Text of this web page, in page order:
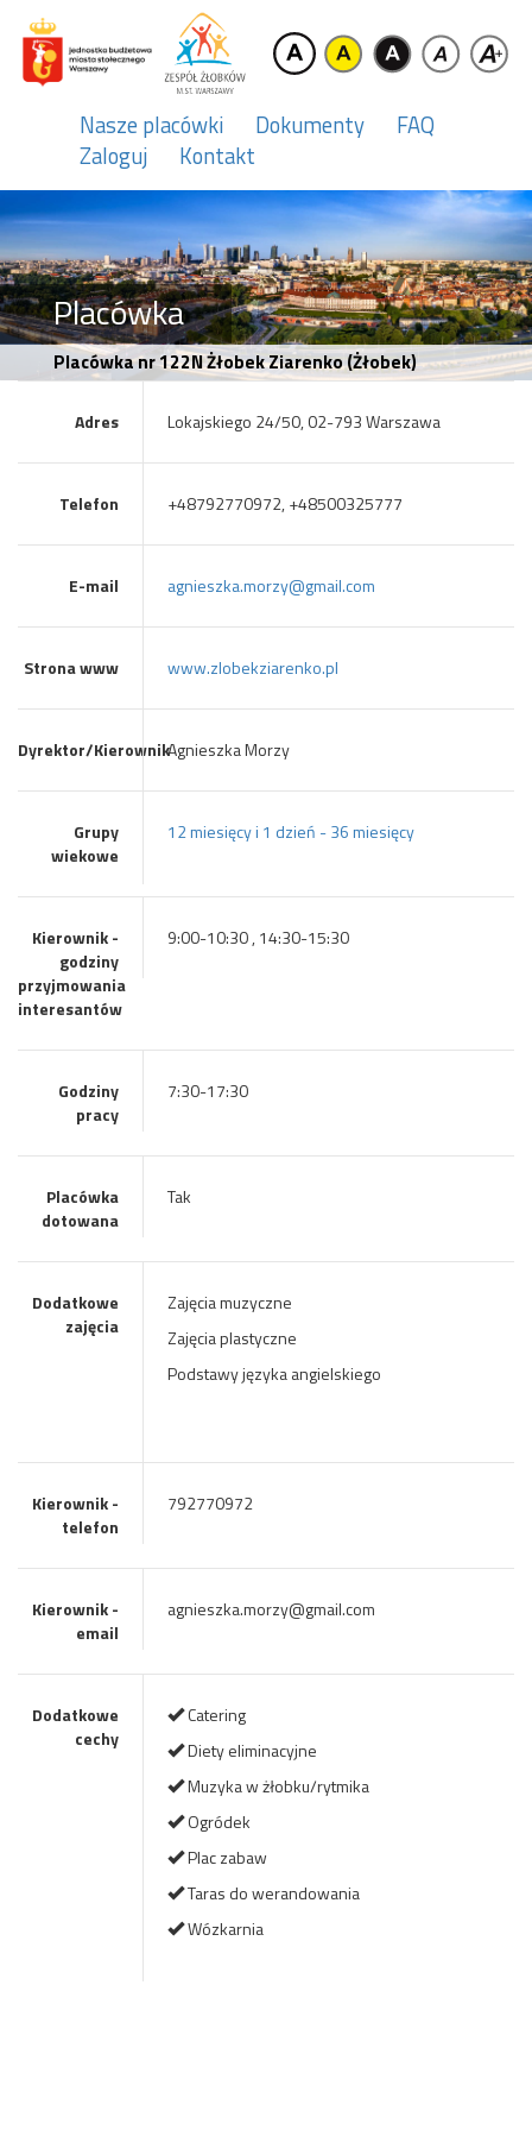
Nasze placówki Dokumenty
FAQ
Zaloguj
Kontakt
Placówka
Placówka nr 122N Żłobek Ziarenko (Żłobek)
Adres Lokajskiego 24/50, 02-793 Warszawa
Telefon +48792770972, +48500325777
E-mail agnieszka.morzy@gmail.com
Strona www www.zlobekziarenko.pl
Dyrektor/KierownikAgnieszka Morzy
Grupy
wiekowe
12 miesięcy i 1 dzień - 36 miesięcy
Kierownik -
godziny
przyjmowania
interesantów
9:00-10:30 , 14:30-15:30
Godziny
pracy
7:30-17:30
Placówka
dotowana
Tak
Dodatkowe
zajęcia
Zajęcia muzyczne
Zajęcia plastyczne
Podstawy języka angielskiego
Kierownik -
telefon
792770972
Kierownik -
email
agnieszka.morzy@gmail.com
Dodatkowe
cechy
Catering
Diety eliminacyjne
Muzyka w żłobku/rytmika
Ogródek
Plac zabaw
Taras do werandowania
Wózkarnia